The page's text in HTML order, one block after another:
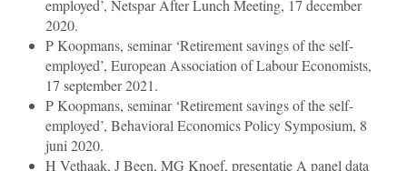
employed’, Netspar After Lunch Meeting, 17 december
2020.
P Koopmans, seminar ‘Retirement savings of the self-
employed’, European Association of Labour Economists,
17 september 2021.
P Koopmans, seminar ‘Retirement savings of the self-
employed’, Behavioral Economics Policy Symposium, 8
juni 2020.
H Vethaak, J Been, MG Knoef, presentatie A panel data